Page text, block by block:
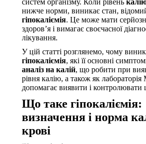
систем організму. Коли рівень
нижче норми, виникає стан,
гіпокаліємія. Це може мати
здоров’я і вимагає своєчасної
лікування.
У цій статті розглянемо, чому
гіпокаліємія, які її основні
аналіз на калій, що робити при
рівня калію, а також як
допомагає виявити і контролювати
Що таке гіпокаліємія:
визначення і норма
крові